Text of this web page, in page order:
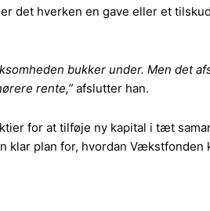
det hverken en gave eller et
bukker under. Men det
rente,” afslutter han.
for at tilføje ny kapital i tæt
plan for, hvordan Vækstfonden